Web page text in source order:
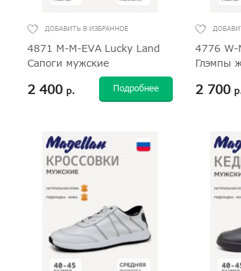
4871 M-M-EVA Lucky Land
Сапоги мужские
2 400 р. Подробнее
4776 W-
Глэмпы
2 700